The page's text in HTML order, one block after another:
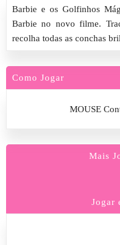
Barbie e os Golfinhos
Barbie no novo filme.
recolha todas as conchas
Como Jogar
MOUSE
Mais
Jogar